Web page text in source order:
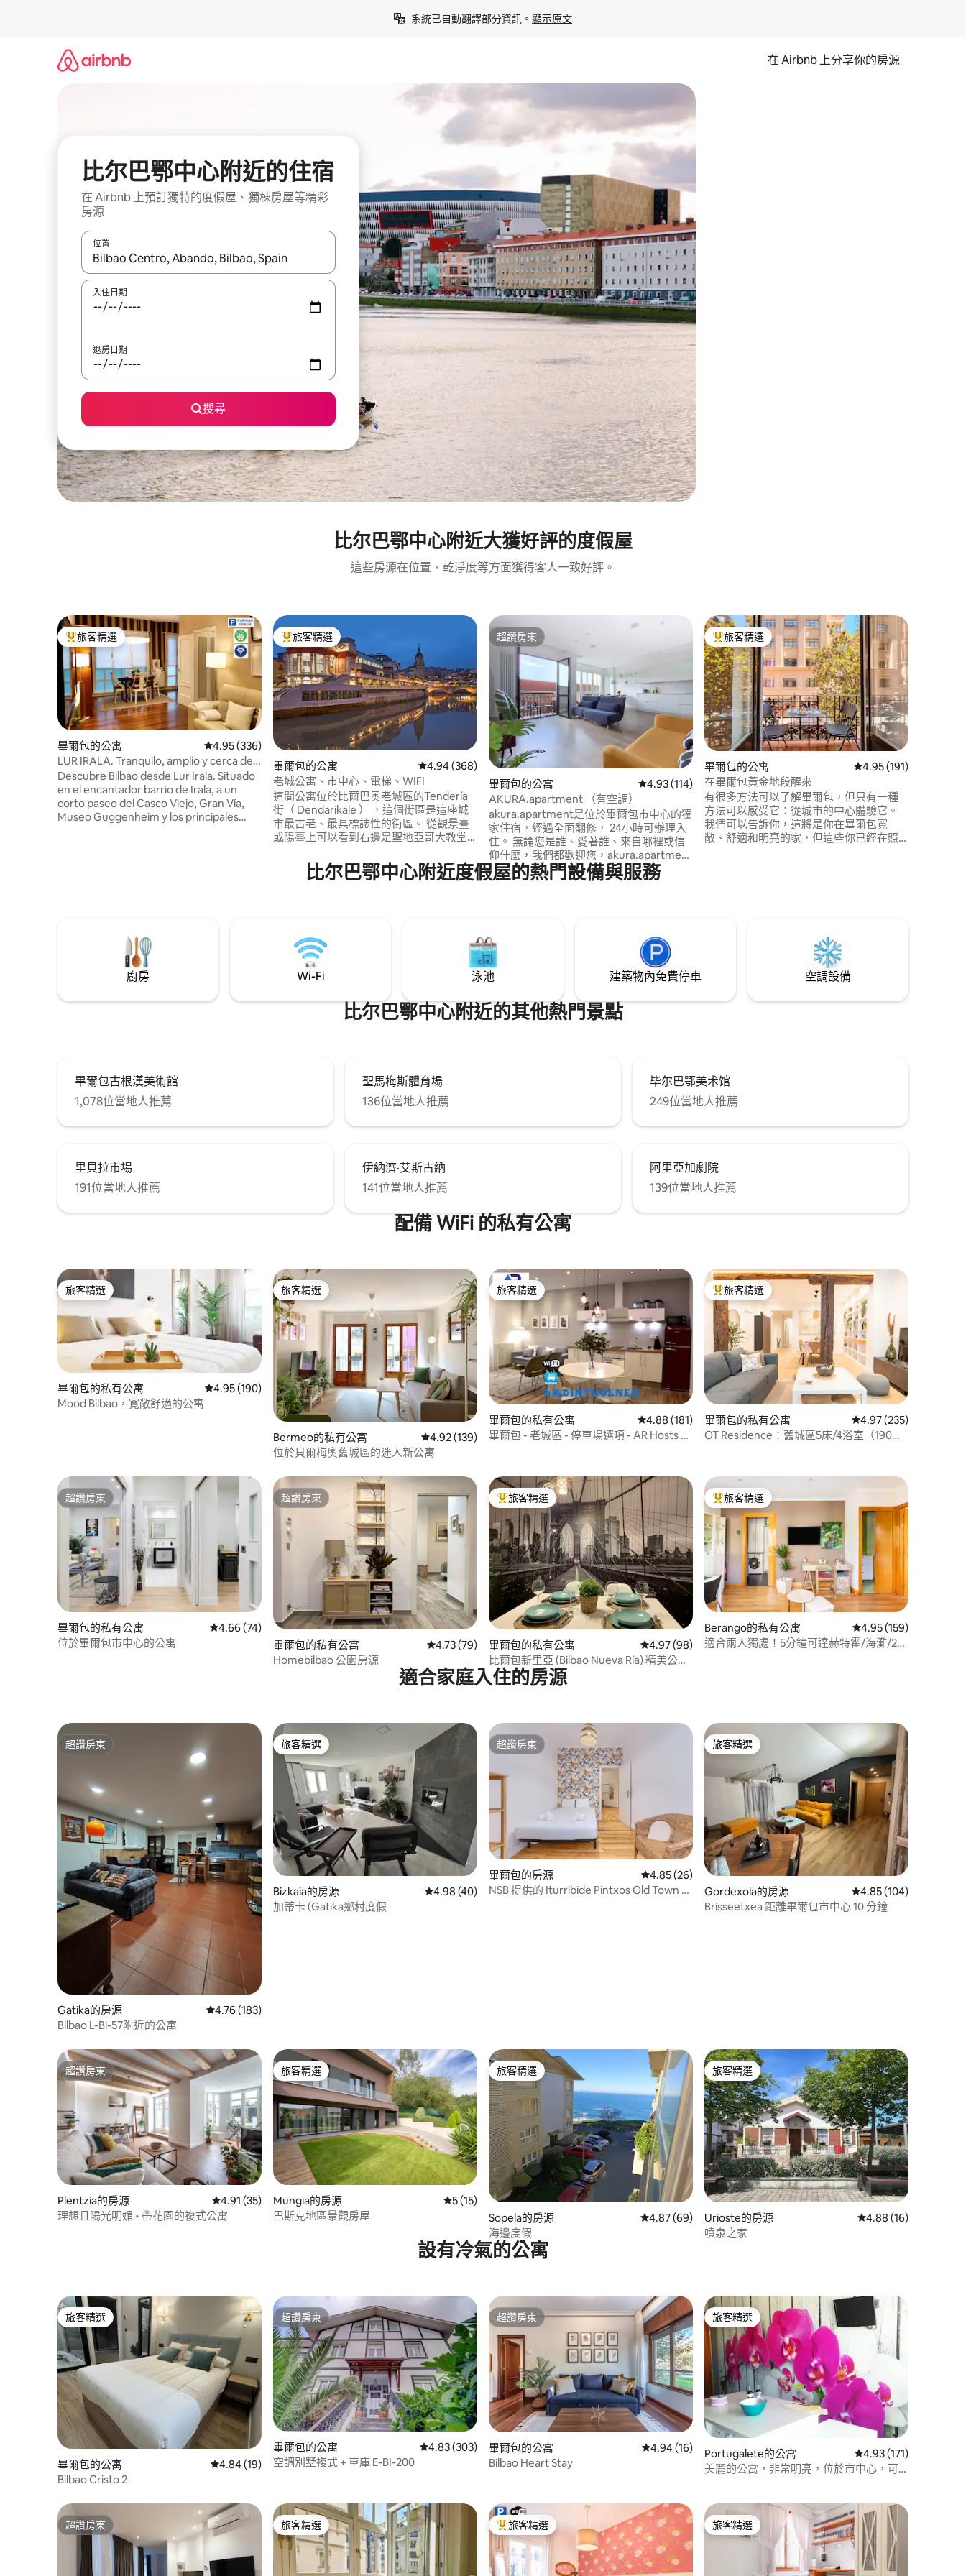
系統已自動翻譯部分資訊。 顯示原文
在 Airbnb 上分享你的房源
比尔巴鄂中心附近的住宿
在 Airbnb 上預訂獨特的度假屋、獨棟房屋等精彩
房源
位置
如有搜尋結果，瀏覽內容時請使用上下箭頭，或輕點、滑動裝置。
入住日期
退房日期
搜尋
比尔巴鄂中心附近大獲好評的度假屋
這些房源在位置、乾淨度等方面獲得客人一致好評。
旅客精選榜首
旅客精選
畢爾包的公寓 從 336 則評價中獲得 4.95 的平均評分（滿分 5 分）
4.95 (336)
LUR IRALA. Tranquilo, amplio y cerca del
centro
Descubre Bilbao desde Lur Irala. Situado
en el encantador barrio de Irala, a un
corto paseo del Casco Viejo, Gran Vía,
Museo Guggenheim y los principales
momento. Ideal para parejas, familias o
pequeños grupos.
旅客精選榜首
旅客精選
畢爾包的公寓 從 368 則評價中獲得 4.94 的平均評分（滿分 5 分）
4.94 (368)
老城公寓、市中心、電梯、WIFI
這間公寓位於比爾巴奧老城區的Tendería
街（ Dendarikale ） ，這個街區是這座城
市最古老、最具標誌性的街區。 從觀景臺
或陽臺上可以看到右邊是聖地亞哥大教堂
貝拉市場（ Market of La Ribera ）。 地理
位置優越：距離公寓幾米遠，您可以搭乘
超讚房東
超讚房東
畢爾包的公寓 從 114 則評價中獲得 4.93 的平均評分（滿分 5 分）
4.93 (114)
AKURA.apartment （有空調）
akura.apartment是位於畢爾包市中心的獨
家住宿，經過全面翻修， 24小時可辦理入
住。 無論您是誰、愛著誰、來自哪裡或信
仰什麼，我們都歡迎您，akura.apartment
歡迎您。 我們遵守現行的法律義務： - 巴
斯克地區公司和旅遊活動登記處 (REATE)
旅客精選榜首
旅客精選
畢爾包的公寓 從 191 則評價中獲得
4.95 (191)
在畢爾包黃金地段醒來
有很多方法可以了解畢爾包，但只有一種
方法可以感受它：從城市的中心體驗它。
我們可以告訴你，這將是你在畢爾包寬
敞、舒適和明亮的家，但這些你已經在照
比尔巴鄂中心附近度假屋的熱門設備與服務
廚房 Wi-Fi 泳池 建築物內免費停車 空調設備
比尔巴鄂中心附近的其他熱門景點
畢爾包古根漢美術館
1,078位當地人推薦
聖馬梅斯體育場
136位當地人推薦
毕尔巴鄂美术馆
249位當地人推薦
里貝拉市場
191位當地人推薦
伊納濟·艾斯古納
141位當地人推薦
阿里亞加劇院
139位當地人推薦
配備 WiFi 的私有公寓
旅客精選
旅客精選
畢爾包的私有公寓 從 190 則評價中獲得 4.95 的平均評分（滿分 5 分）
4.95 (190)
Mood Bilbao，寬敞舒適的公寓
旅客精選
旅客精選
Bermeo的私有公寓 從 139 則評價中獲得 4.92 的平均評分（滿分 5 分）
4.92 (139)
位於貝爾梅奧舊城區的迷人新公寓
旅客精選
旅客精選
畢爾包的私有公寓 從 181 則評價中獲得 4.88 的平均評分（滿分 5 分）
4.88 (181)
畢爾包 - 老城區 - 停車場選項 - AR Hosts 畢
旅客精選榜首
旅客精選
畢爾包的私有公寓 從 235 則評價中獲得
4.97 (235)
OT Residence：舊城區5床/4浴室（190平
超讚房東
超讚房東
畢爾包的私有公寓 從 74 則評價中獲得 4.66 的平均評分（滿分 5 分）
4.66 (74)
位於畢爾包市中心的公寓
超讚房東
超讚房東
畢爾包的私有公寓 從 79 則評價中獲得 4.73 的平均評分（滿分 5 分）
4.73 (79)
Homebilbao 公園房源
旅客精選榜首
旅客精選
畢爾包的私有公寓 從 98 則評價中獲得 4.97 的平均評分（滿分 5 分）
4.97 (98)
比爾包新里亞 (Bilbao Nueva Ría) 精美公
寓，私人車庫
旅客精選榜首
旅客精選
Berango的私有公寓 從 159 則評價中獲得
4.95 (159)
適合兩人獨處！5分鐘可達赫特霍/海灘/25
適合家庭入住的房源
超讚房東
超讚房東
Gatika的房源 從 183 則評價中獲得 4.76 的平均評分（滿分 5 分）
4.76 (183)
Bilbao L-Bi-57附近的公寓
旅客精選
旅客精選
Bizkaia的房源 從 40 則評價中獲得 4.98 的平均評分（滿分 5 分）
4.98 (40)
加蒂卡 (Gatika鄉村度假
超讚房東
超讚房東
畢爾包的房源 從 26 則評價中獲得 4.85 的平均評分（滿分 5 分）
4.85 (26)
NSB 提供的 Iturribide Pintxos Old Town 服
旅客精選
旅客精選
Gordexola的房源 從 104 則評價中獲得
4.85 (104)
Brisseetxea 距離畢爾包市中心 10 分鐘
超讚房東
超讚房東
Plentzia的房源 從 35 則評價中獲得 4.91 的平均評分（滿分 5 分）
4.91 (35)
理想且陽光明媚 • 帶花園的複式公寓
旅客精選
旅客精選
Mungia的房源 從 15 則評價中獲得 5 的平均評分（滿分 5 分）
5 (15)
巴斯克地區景觀房屋
旅客精選
旅客精選
Sopela的房源 從 69 則評價中獲得 4.87 的平均評分（滿分 5 分）
4.87 (69)
海邊度假
旅客精選
旅客精選
Urioste的房源 從 16 則評價中獲得
4.88 (16)
噴泉之家
設有冷氣的公寓
旅客精選
旅客精選
畢爾包的公寓 從 19 則評價中獲得 4.84 的平均評分（滿分 5 分）
4.84 (19)
Bilbao Cristo 2
超讚房東
超讚房東
畢爾包的公寓 從 303 則評價中獲得 4.83 的平均評分（滿分 5 分）
4.83 (303)
空調別墅複式 + 車庫 E-BI-200
超讚房東
超讚房東
畢爾包的公寓 從 16 則評價中獲得 4.94 的平均評分（滿分 5 分）
4.94 (16)
Bilbao Heart Stay
旅客精選
旅客精選
Portugalete的公寓 從 171 則評價中獲得
4.93 (171)
美麗的公寓，非常明亮，位於市中心，可
超讚房東
超讚房東 旅客精選
旅客精選 旅客精選榜首
旅客精選 旅客精選
旅客精選